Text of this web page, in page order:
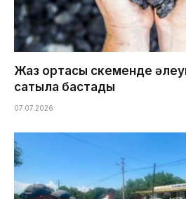
Жаз ортасы Өскеменде
сатыла бастады
07.07.2026